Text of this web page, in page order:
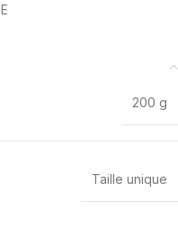
200 g
Taille unique